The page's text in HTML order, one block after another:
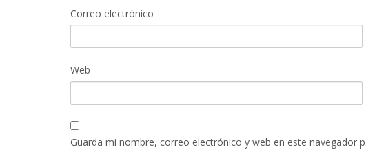
Correo electrónico
Web
Guarda mi nombre, correo electrónico y web en este navegador